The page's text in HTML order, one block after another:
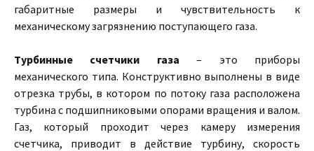
габаритные размеры и чувствительность к
механическому загрязнению поступающего газа.
Турбинные счетчики газа – это приборы
механического типа. Конструктивно выполнены в виде
отрезка трубы, в котором по потоку газа расположена
турбина с подшипниковыми опорами вращения и валом.
Газ, который проходит через камеру измерения
счетчика, приводит в действие турбину, скорость